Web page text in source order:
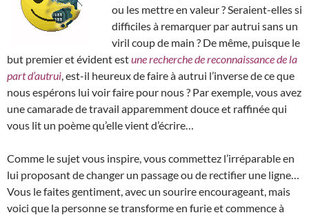
ou les mettre en valeur ? Seraient-elles si
difficiles à remarquer par autrui sans un
viril coup de main ? De même, puisque le
but premier et évident estune recherche de reconnaissance de la
part d’autrui , est-il heureux de faire à autrui l’inverse de ce que
nous espérons lui voir faire pour nous ? Par exemple, vous avez
une camarade de travail apparemment douce et raffinée qui
vous lit un poème qu’elle vient d’écrire…
Comme le sujet vous inspire, vous commettez l’irréparable en
lui proposant de changer un passage ou de rectifier une ligne…
Vous le faites gentiment, avec un sourire encourageant, mais
voici que la personne se transforme en furie et commence à